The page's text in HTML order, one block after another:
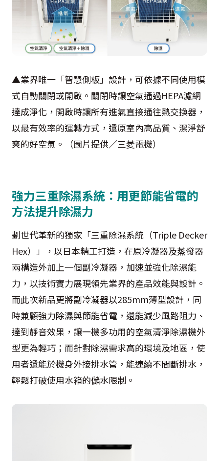
▲業界唯一「智慧側板」設計，可依據不同使用模
式自動關閉或開啟。關閉時讓空氣通過HEPA濾網
達成淨化，開啟時讓所有進氣直接通往熱交換器，
以最有效率的運轉方式，還原室內高品質、潔淨舒
爽的好空氣。（圖片提供／三菱電機）
強力三重除濕系統：用更節能省電的
方法提升除濕力
劃世代革新的獨家「三重除濕系統（Triple Decker
Hex）」，以日本精工打造，在原冷凝器及蒸發器
兩構造外加上一個副冷凝器，加速並強化除濕能
力，以技術實力展現領先業界的產品效能與設計。
而此次新品更將副冷凝器以285mm薄型設計，同
時兼顧強力除濕與節能省電，還能減少風路阻力、
達到靜音效果，讓一機多功用的空氣清淨除濕機外
型更為輕巧；而針對除濕需求高的環境及地區，使
用者還能於機身外接排水管，能連續不間斷排水，
輕鬆打破使用水箱的儲水限制。